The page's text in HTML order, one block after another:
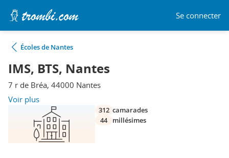
Se connecter
Écoles de Nantes
IMS, BTS, Nantes
7 r de Bréa, 44000 Nantes
Voir plus
312 camarades
44
millésimes